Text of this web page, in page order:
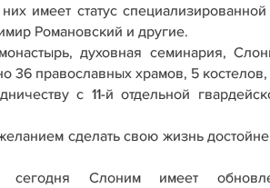
имеет статус
Романовский и другие.
духовная семинария,
православных храмов, 5 костелов,
с 11-й отдельной
сделать свою жизнь
сегодня Слоним имеет